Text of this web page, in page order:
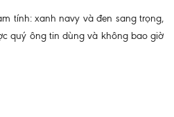
tính: xanh navy và đen sang trọng,
quý ông tin dùng và không bao giờ